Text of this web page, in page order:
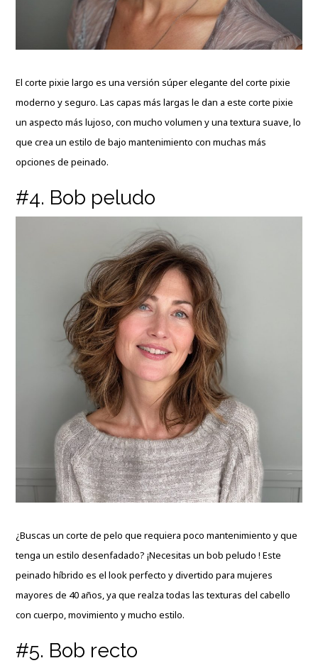
Elcorte pixie largo es una versión súper elegante del corte pixie
moderno y seguro. Las capas más largas le dan a este corte pixie
un aspecto más lujoso, con mucho volumen y una textura suave, lo
que crea un estilo de bajo mantenimiento con muchas más
opciones de peinado.
#4. Bob peludo
¿Buscas un corte de pelo que requiera poco mantenimiento y que
tenga un estilo desenfadado? ¡Necesitas un bob peludo ! Este
peinado híbrido es el look perfecto y divertido para mujeres
mayores de 40 años, ya que realza todas las texturas del cabello
con cuerpo, movimiento y mucho estilo.
#5. Bob recto